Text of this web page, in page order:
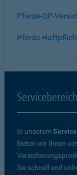
Pferde-OP-
Pferde-
In unserem
bieten wir Ihnen
Sie schnell und